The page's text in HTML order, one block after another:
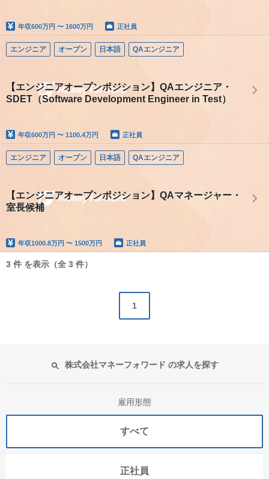
年収600万円 〜 1600万円 正社員
エンジニア オープン 日本語 QAエンジニア
【エンジニアオープンポジション】QAエンジニア・
SDET（Software Development Engineer in Test）
年収600万円 〜 1100.4万円 正社員
エンジニア オープン 日本語 QAエンジニア
【エンジニアオープンポジション】QAマネージャー・
室長候補
年収1000.8万円 〜 1500万円 正社員
3 件 を表示（全 3 件）
1
株式会社マネーフォワード の求人を探す
雇用形態
すべて
正社員